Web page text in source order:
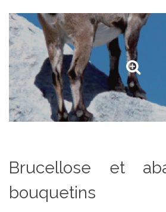
Brucellose et
bouquetins